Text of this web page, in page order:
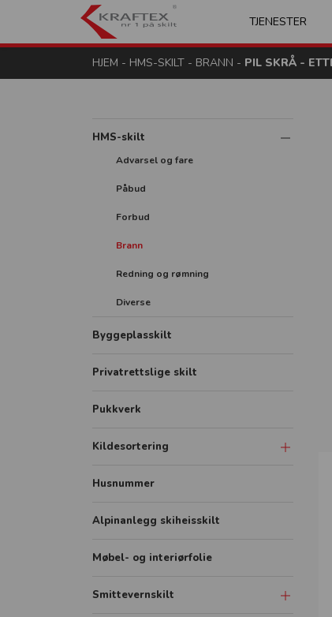
Kraftex - nr 1
TJENESTER
HJEM - HMS-SKILT - BRANN - PIL SKRÅ -
HMS-skilt
Advarsel og fare
Påbud
Forbud
Brann
Redning og rømning
Diverse
Byggeplasskilt
Privatrettslige skilt
Pukkverk
Kildesortering
Merkeordningen
Husnummer
Alpinanlegg skiheisskilt
Møbel- og interiørfolie
Smittevernskilt